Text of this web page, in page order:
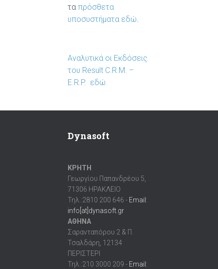
ταπρόσθετα
υποσυστήματα εδώ.
Αναλυτικά οι Εκδόσεις
του Result C.R.M. –
E.R.P. εδώ.
Dynasoft
ΚΡΗΤΗ
Γεωργίου Παπανδρέου 5,
71306 ΗΡΑΚΛΕΙΟ
Τηλ.:2810 200 646 - Email:
info[at]dynasoft.gr
ΑΘΗΝΑ
Σαρανταπόρου 2 & Π.
Τσαλδάρη, 12134
ΠΕΡΙΣΤΕΡΙ
Τηλ.:210 3000 209 - Email: